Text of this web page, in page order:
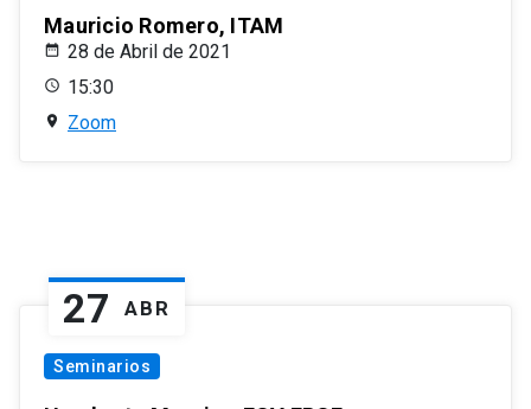
Mauricio Romero, ITAM
28 de Abril de 2021
15:30
Zoom
27 ABR
Seminarios